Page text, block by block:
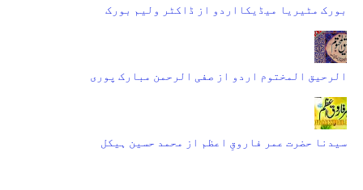
بورک مٹیریا میڈیکااردو از ڈاکٹر ولیم بورک
الرحیق المختوم اردو از صفی الرحمن مبارک پوری
سیدنا حضرت عمر فاروقِ اعظم از محمد حسین ہیکل